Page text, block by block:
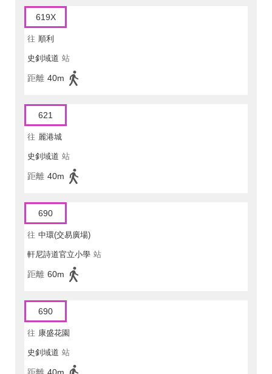
619X
往 順利
史釗域道 站
距離 40m
621
往 麗港城
史釗域道 站
距離 40m
690
往 中環(交易廣場)
軒尼詩道官立小學 站
距離 60m
690
往 康盛花園
史釗域道 站